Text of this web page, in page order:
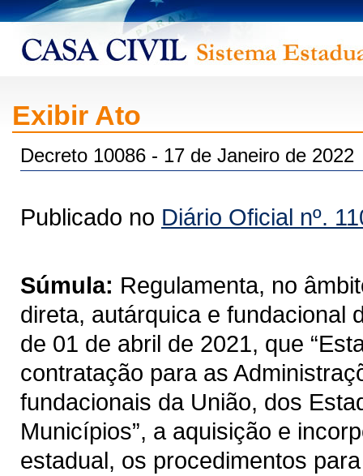
Exibir Ato
Decreto 10086 - 17 de Janeiro de 2022
Publicado no Diário Oficial nº.
Súmula: Regulamenta, no
direta, autárquica e fundacional
de 01 de abril de 2021, que
contratação para as
fundacionais da União, dos
Municípios”, a aquisição e
estadual, os procedimentos